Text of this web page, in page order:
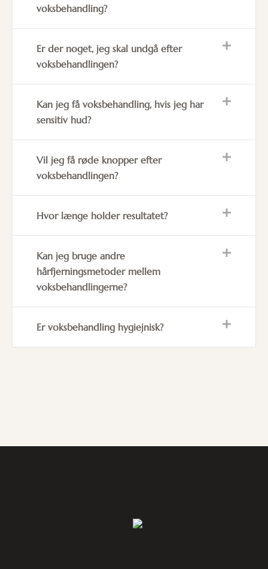
voksbehandling?
Er der noget, jeg skal undgå efter
voksbehandlingen?
Kan jeg få voksbehandling, hvis jeg har
sensitiv hud?
Vil jeg få røde knopper efter
voksbehandlingen?
Hvor længe holder resultatet?
Kan jeg bruge andre
hårfjerningsmetoder mellem
voksbehandlingerne?
Er voksbehandling hygiejnisk?